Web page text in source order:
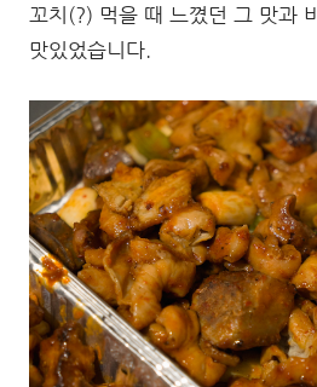
꼬치(?) 먹을 때 느꼈던 그 맛과
맛있었습니다.